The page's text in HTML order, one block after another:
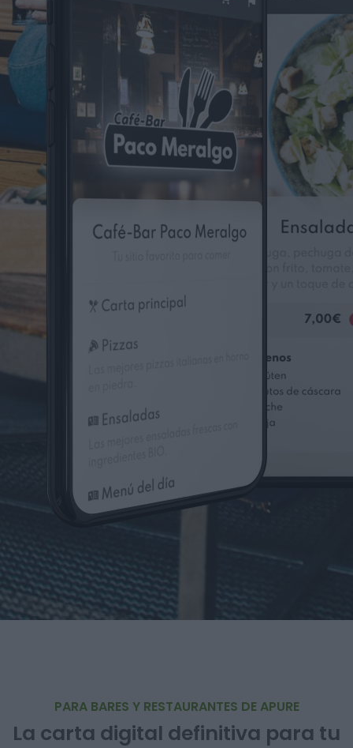
PARA BARES Y RESTAURANTES DE APURE
La carta digital definitiva para tu